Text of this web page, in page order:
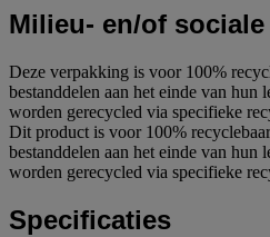
Milieu- en/of
Deze verpakking is voor 100%
bestanddelen aan het einde van
worden gerecycled via specifieke
Dit product is voor 100%
bestanddelen aan het einde van
worden gerecycled via specifieke
Specificaties